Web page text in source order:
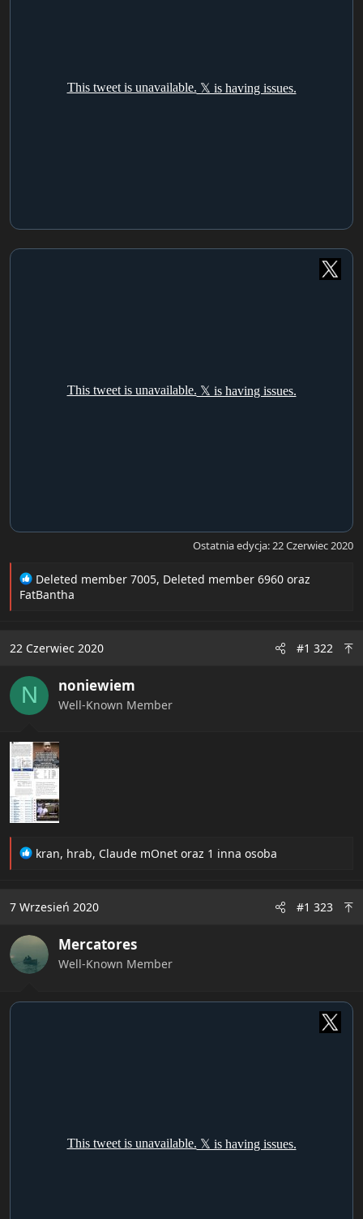
Ostatnia edycja:22 Czerwiec 2020
R
e
i
n
s
:
Deleted member 7005, Deleted member 6960 oraz
FatBantha
22 Czerwiec 2020 #1 322
N noniewiem
Well-Known Member
R
t
o
n
s
kran, hrab, Claude mOnet oraz 1 inna osoba
7 Wrzesień 2020 #1 323
Mercatores
Well-Known Member